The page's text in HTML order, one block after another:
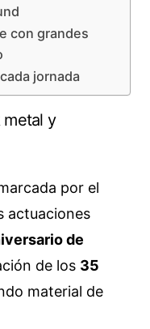
con grandes
jornada
metal y
por el
actuaciones
de
de los 35
material de